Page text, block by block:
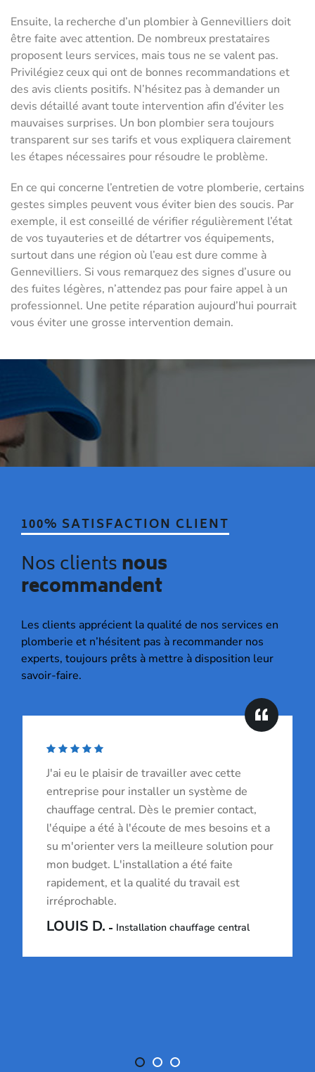
Ensuite, la recherche d’un plombier à Gennevilliers doit
être faite avec attention. De nombreux prestataires
proposent leurs services, mais tous ne se valent pas.
Privilégiez ceux qui ont de bonnes recommandations et
des avis clients positifs. N’hésitez pas à demander un
devis détaillé avant toute intervention afin d’éviter les
mauvaises surprises. Un bon plombier sera toujours
transparent sur ses tarifs et vous expliquera clairement
les étapes nécessaires pour résoudre le problème.
En ce qui concerne l’entretien de votre plomberie, certains
gestes simples peuvent vous éviter bien des soucis. Par
exemple, il est conseillé de vérifier régulièrement l’état
de vos tuyauteries et de détartrer vos équipements,
surtout dans une région où l’eau est dure comme à
Gennevilliers. Si vous remarquez des signes d’usure ou
des fuites légères, n’attendez pas pour faire appel à un
professionnel. Une petite réparation aujourd’hui pourrait
vous éviter une grosse intervention demain.
100% SATISFACTION CLIENT
Nos clientsnous
recommandent
Les clients apprécient la qualité de nos services en
plomberie et n’hésitent pas à recommander nos
experts, toujours prêts à mettre à disposition leur
savoir-faire.
J'ai eu le plaisir de travailler avec cette
entreprise pour installer un système de
chauffage central. Dès le premier contact,
l'équipe a été à l'écoute de mes besoins et a
su m'orienter vers la meilleure solution pour
mon budget. L'installation a été faite
rapidement, et la qualité du travail est
irréprochable.
LOUIS D. Installation chauffage central